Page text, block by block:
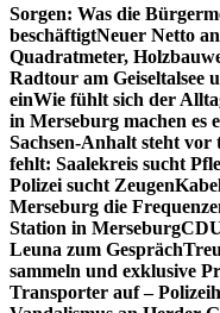
Sorgen: Was die
beschäftigtNeuer Netto
Quadratmeter,
Radtour am Geiseltalsee
einWie fühlt sich der
in Merseburg machen es
Sachsen-Anhalt steht vor
fehlt: Saalekreis sucht
Polizei sucht Zeugen
Merseburg die
Station in Merseburg
Leuna zum Gespräch
sammeln und exklusive
Transporter auf –